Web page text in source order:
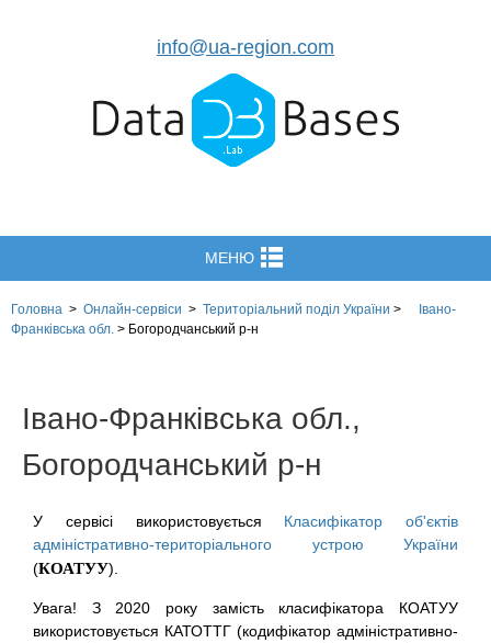
info@ua-region.com
МЕНЮ
Головна > Онлайн-сервіси > Територіальний поділ України >
Івано-
Франківська обл. > Богородчанський р-н
Івано-Франківська обл.,
Богородчанський р-н
У сервісі використовується Класифікатор об'єктів
адміністративно-територіального устрою України
(КОАТУУ).
Увага! З 2020 року замість класифікатора КОАТУУ
використовується КАТОТТГ (кодифікатор адміністративно-